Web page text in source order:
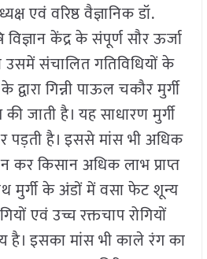
एवं वरिष्ठ वैज्ञानिक डॉ.
विज्ञान केंद्र के संपूर्ण सौर ऊर्जा
संचालित गतिविधियों के
गिन्नी पाऊल चकौर मुर्गी
जाती है। यह साधारण मुर्गी
पड़ती है। इससे मांस भी अधिक
कर किसान अधिक लाभ प्राप्त
के अंडों में वसा फेट शून्य
एवं उच्च रक्तचाप रोगियों
है। इसका मांस भी काले रंग का